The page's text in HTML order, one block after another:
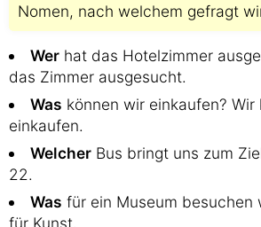
Nomen, nach welchem gefragt
Wer hat das Hotelzimmer
das Zimmer ausgesucht.
Was können wir einkaufen? Wir
einkaufen.
Welcher Bus bringt uns zum
22.
Was für ein Museum besuchen
für Kunst.